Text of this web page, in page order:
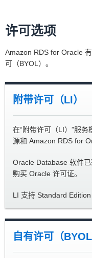
许可选项
Amazon RDS for Oracle
可（BYOL）。
附带许可（LI）
在“附带许可（LI）”服
源和 Amazon RDS for
Oracle Database 软件
购买 Oracle 许可证。
LI 支持 Standard Edition
自有许可（BYOL